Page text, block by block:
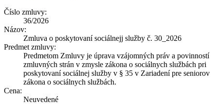
Číslo zmluvy:
36/2026
Názov:
Zmluva o poskytovaní sociálnejj služby č. 30_2026
Predmet zmluvy:
Predmetom Zmluvy je úprava vzájomných práv a povinností
zmluvných strán v zmysle zákona o sociálnych službách pri
poskytovaní sociálnej služby v § 35 v Zariadení pre seniorov
zákona o sociálnych službách.
Cena:
Neuvedené